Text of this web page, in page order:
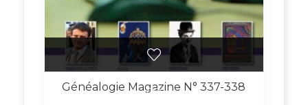
Généalogie Magazine N° 337-338